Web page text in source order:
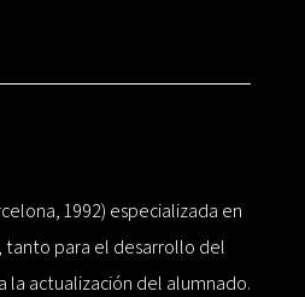
1992) especializada en
tanto para el desarrollo del
la actualización del alumnado.